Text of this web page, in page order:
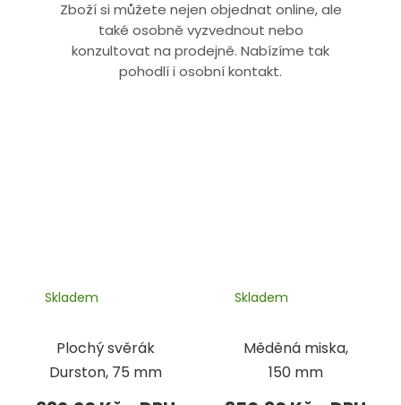
Zboží si můžete nejen objednat online, ale
také osobně vyzvednout nebo
konzultovat na prodejně. Nabízíme tak
pohodlí i osobní kontakt.
Plochý svěrák
Durston, 75 mm
Skladem
Měděná miska,
150 mm
Skladem